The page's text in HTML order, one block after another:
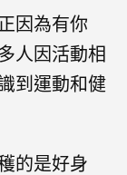
因為有你
人因活動相
到運動和健
的是好身